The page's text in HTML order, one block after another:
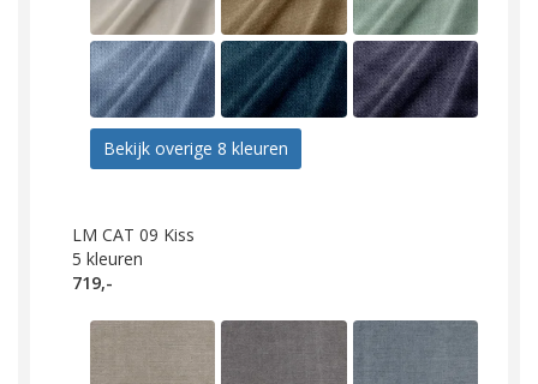
Bekijk overige 8 kleuren
LM CAT 09 Kiss
5 kleuren
719,-